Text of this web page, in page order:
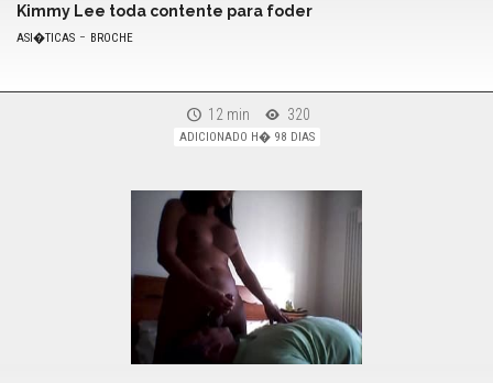
Kimmy Lee toda contente para foder
ASI�TICAS - BROCHE
12 min 320
ADICIONADO H� 98 DIAS